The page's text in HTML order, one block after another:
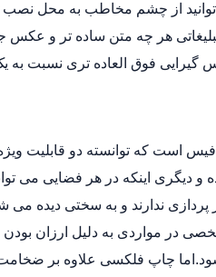
از چشم مخاطب به محل نصب
هر چه متن ساده تر و عکس
فوق العاده تری نسبت به
است که توانسته دو قابلیت
و گرماژی بین 18_20 انس بوده و دیگری اینکه در
ندارند و به سختی دیده می
در مواردی به دلیل ارزان بودن
شود.اما چاپ فلکسی علاوه بر